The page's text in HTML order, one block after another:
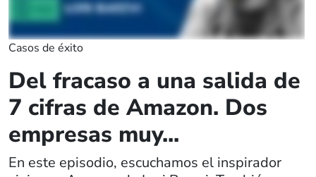
Casos de éxito
Del fracaso a una salida de
7 cifras de Amazon. Dos
empresas muy...
En este episodio, escuchamos el inspirador